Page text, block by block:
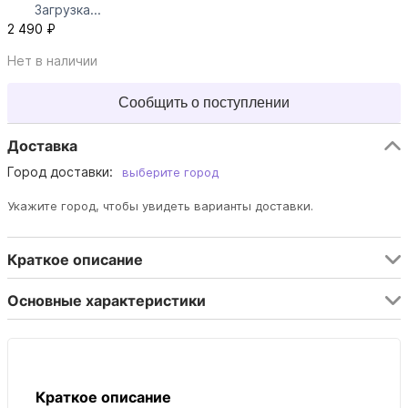
Загрузка...
2 490 ₽
Нет в наличии
Сообщить о поступлении
Доставка
Город доставки: выберите город
Укажите город, чтобы увидеть варианты доставки.
Краткое описание
Основные характеристики
Краткое описание